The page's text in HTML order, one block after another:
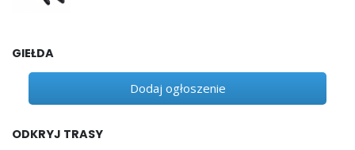
GIEŁDA
Dodaj ogłoszenie
ODKRYJ TRASY